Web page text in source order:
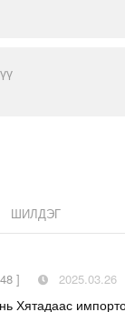
ШИЛДЭГ
] 2025.03.26
Хятадаас